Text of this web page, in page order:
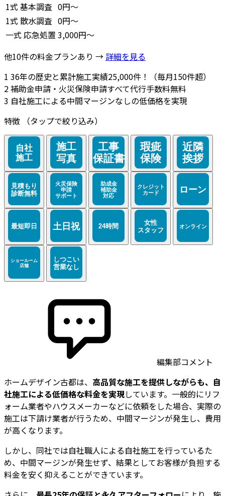
1式 基本調査 0円～
1式 散水調査 0円～
一式 応急処置 3,000円～
他10件の料金プランあり → 詳細を見る
1 36年の歴史と累計施工実績25,000件！（毎月150件超）
2補助金申請・火災保険申請すべて代行手数料無料
3 自社施工による中間マージンなしの低価格を実現
特徴
（タップで絞り込み）
編集部コメント
ホームデザイン古都は、 高品質な施工を提供しながらも、自
社施工による低価格な料金を実現しています。一般的にリフ
ォーム業者やハウスメーカーなどに依頼をした場合、実際の
施工は下請け業者が行うため、中間マージンが発生し、費用
が高くなります。
しかし、同社では自社職人による自社施工を行っているた
め、中間マージンが発生せず、結果としてお客様が負担する
料金を安く抑えることができています。